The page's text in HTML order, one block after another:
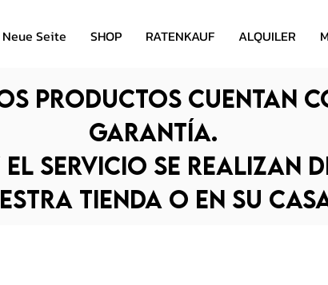
Neue Seite SHOP RATENKAUF ALQUILER
productos cuentan
garantía.
el servicio se realizan
tienda o en su